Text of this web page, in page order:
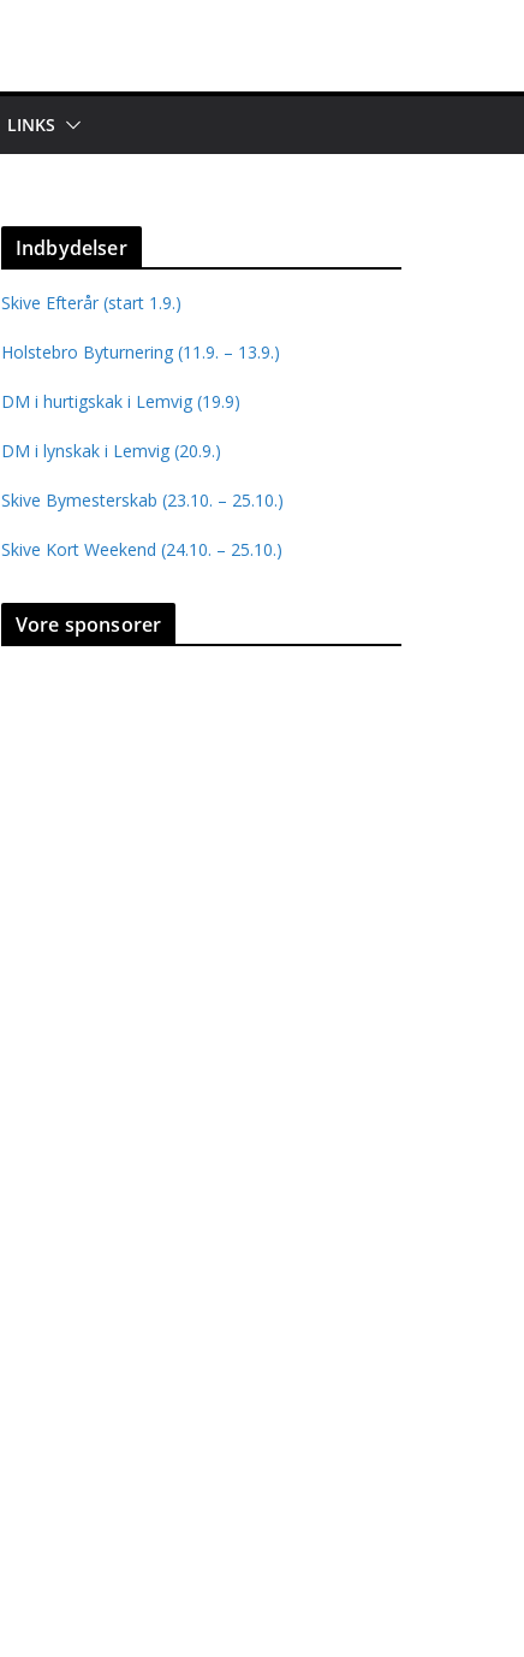
LINKS
Indbydelser
Skive Efterår (start 1.9.)
Holstebro Byturnering (11.9. – 13.9.)
DM i hurtigskak i Lemvig (19.9)
DM i lynskak i Lemvig (20.9.)
Skive Bymesterskab (23.10. – 25.10.)
Skive Kort Weekend (24.10. – 25.10.)
Vore sponsorer